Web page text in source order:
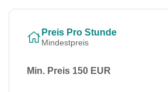
Preis Pro Stunde
Mindestpreis
Min. Preis 150 EUR